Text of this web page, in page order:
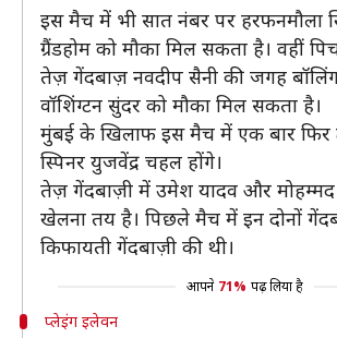
इस मैच में भी सात नंबर पर हरफनमौला
ग्रैंडहोम को मौका मिल सकता है। वहीं
तेज़ गेंदबाज़ नवदीप सैनी की जगह
वॉशिंग्टन सुंदर को मौका मिल सकता है।
मुंबई के खिलाफ इस मैच में एक बार फिर
स्पिनर युजवेंद्र चहल होंगे।
तेज़ गेंदबाज़ी में उमेश यादव और मोहम्मद
खेलना तय है। पिछले मैच में इन दोनों
किफायती गेंदबाज़ी की थी।
आपने 71% पढ़ लिया है
प्लेइंग इलेवन